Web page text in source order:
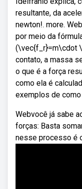
resultante, da
newton!. more.
por meio da
(\vec{f_r}=m\cdot
contato, a massa
o que é a força
como ela é
exemplos de
Webvocê já sabe
forças: Basta
nesse processo é